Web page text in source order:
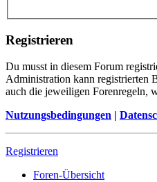
Registrieren
Du musst in diesem Forum
Administration kann registrierten
auch die jeweiligen Forenregeln,
Nutzungsbedingungen |
Registrieren
Foren-Übersicht